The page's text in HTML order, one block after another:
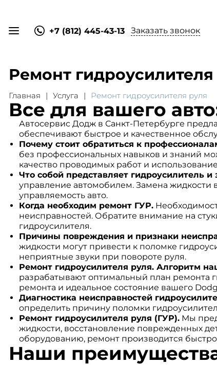
+7 (812) 445-43-13 Заказать звонок
Ремонт гидроусилителя
Главная Услуга Ремонт гидроусилителя руля
Все для вашего
Автосервис Додж в Санкт-Петербурге
обеспечивают быстрое и качественное
Почему стоит обратиться к
без профессиональных навыков и знаний
качество проводимых работ и
Что собой представляет гидроусилитель
управление автомобилем. Замена
управляемость авто.
Когда необходим ремонт ГУР.
неисправностей. Обратите внимание на
гидроусилителя.
Причины повреждения и признаки
жидкости могут привести к поломке
неприятные звуки при повороте руля.
Ремонт гидроусилителя руля. Алгоритм
разрабатывают оптимальный план ремонта
ремонта и идеальное состояние вашего
Диагностика неисправностей
определить причину поломки
Ремонт гидроусилителя руля (ГУР).Мы
жидкости, восстановление поврежденных
оборудованию, ремонт производится быстро
Наши